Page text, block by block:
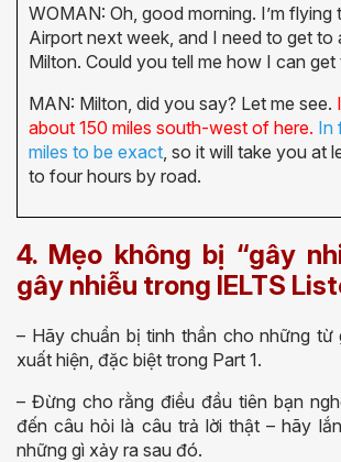
WOMAN: Oh, good morning. I’m
Airport next week, and I need to get to
Milton. Could you tell me how I can get
MAN: Milton, did you say? Let me see.
about 150 miles south-west of here. In
miles to be exact , so it will take you at
to four hours by road.
4. Mẹo không bị “gây
gây nhiễu trong IELTS
– Hãy chuẩn bị tinh thần cho những từ
xuất hiện, đặc biệt trong Part 1.
– Đừng cho rằng điều đầu tiên bạn
đến câu hỏi là câu trả lời thật – hãy
những gì xảy ra sau đó.